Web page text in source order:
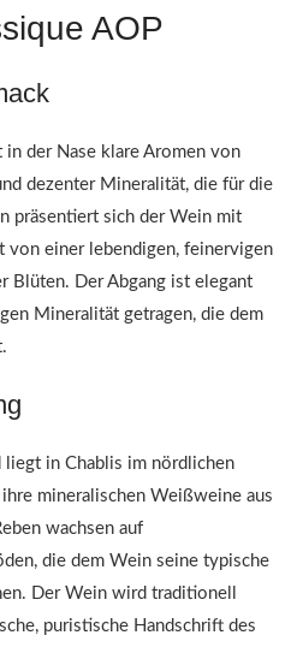
AOP
in der Nase klare Aromen von
dezenter Mineralität, die für die
präsentiert sich der Wein mit
von einer lebendigen, feinervigen
Blüten. Der Abgang ist elegant
Mineralität getragen, die dem
liegt in Chablis im nördlichen
mineralischen Weißweine aus
wachsen auf
die dem Wein seine typische
Der Wein wird traditionell
puristische Handschrift des